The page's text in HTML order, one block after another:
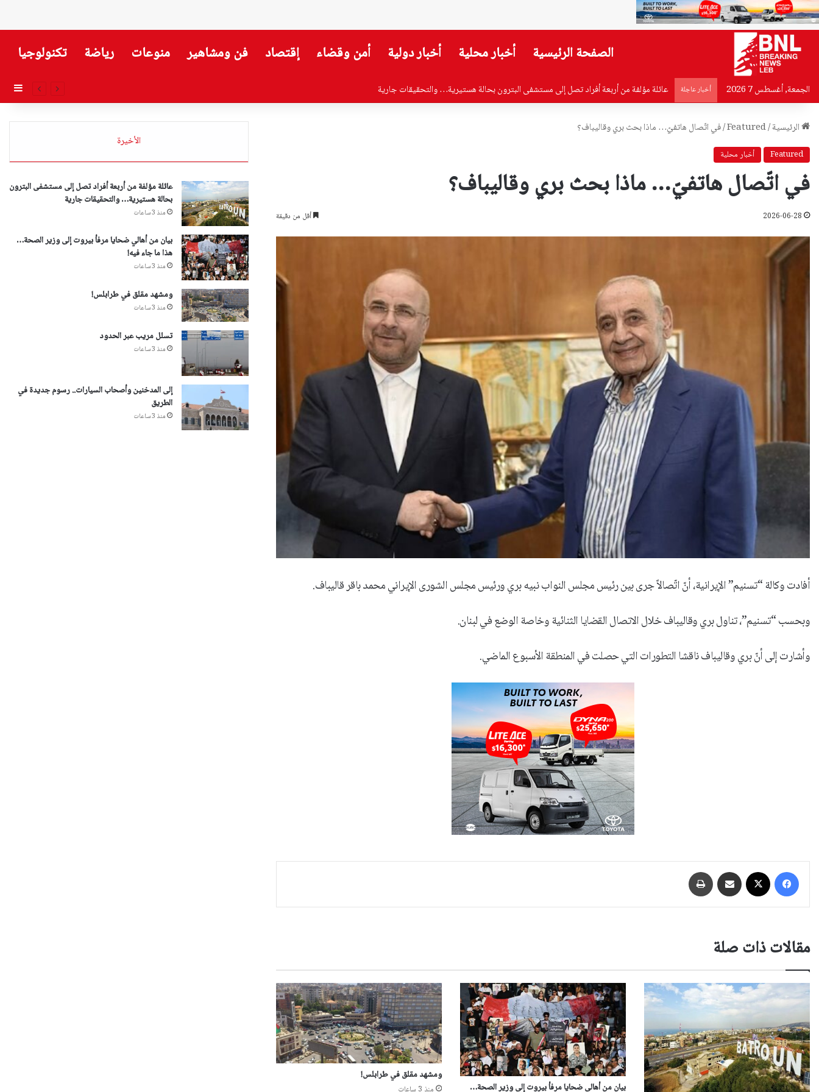
الصفحة الرئيسية أخبار محلية أخبار دولية أمن وقضاء إقتصاد فن ومشاهير منوعات رياضة تكنولوجيا
الجمعة, أغسطس 7 2026 أخبار عاجلة بيان من أهالي ضحايا مرفأ بيروت إلى وزير الصحة…هذا ما جاء فيه!
الرئيسية/
Featured
/في اتّصال هاتفيّ… ماذا بحث بري وقاليباف؟
Featured أخبار محلية
في اتّصال هاتفيّ… ماذا بحث بري وقاليباف؟
2026-06-28 أقل من دقيقة
أفادت وكالة “تسنيم” الإيرانية، أنّ اتّصالاً جرى بين رئيس مجلس النواب نبيه بري ورئيس مجلس الشورى الإيراني محمد باقر قاليباف.
وبحسب “تسنيم”، تناول بري وقاليباف خلال الاتصال القضايا الثنائية وخاصة الوضع في لبنان.
وأشارت إلى أنّ بري وقاليباف ناقشا التطورات التي حصلت في المنطقة الأسبوع الماضي.
فيسبوك مشاركة عبر البريد
مقالات ذات صلة
بيان من أهالي ضحايا مرفأ بيروت إلى وزير الصحة…
ومشهد مقلق في طرابلس!
الأخيرة
عائلة مؤلفة من أربعة أفراد تصل إلى مستشفى البترون
بحالة هستيرية… والتحقيقات جارية
منذ 3 ساعات
بيان من أهالي ضحايا مرفأ بيروت إلى وزير الصحة…
هذا ما جاء فيه!
منذ 3 ساعات
ومشهد مقلق في طرابلس!
منذ 3 ساعات
تسلل مريب عبر الحدود
منذ 3 ساعات
إلى المدخنين وأصحاب السيارات.. رسوم جديدة في
الطريق
منذ 3 ساعات